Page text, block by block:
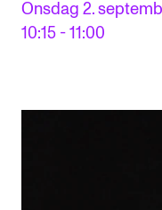
Onsdag 2.
10:15 - 11:00